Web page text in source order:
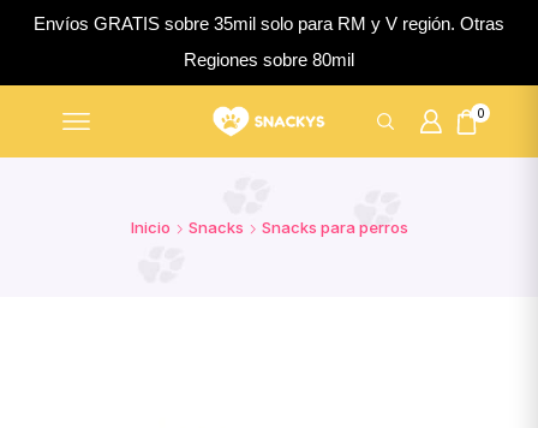
Envíos GRATIS sobre 35mil solo para RM y V región. Otras
Regiones sobre 80mil
0
Inicio Snacks Snacks para perros